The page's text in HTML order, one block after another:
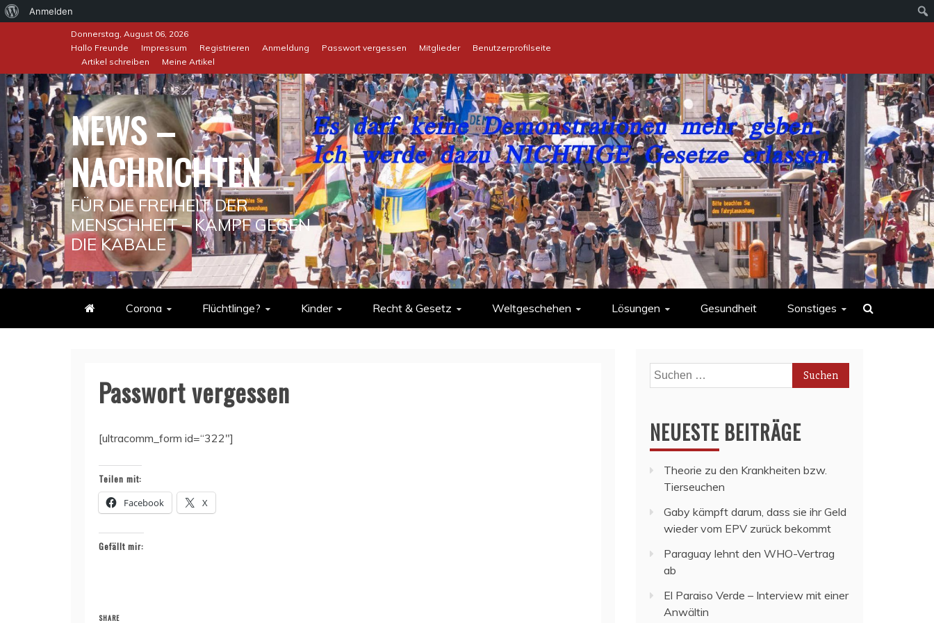
Über
Anmelden
Donnerstag, August 06, 2026
Hallo Freunde
Impressum Registrieren Anmeldung Passwort vergessen Mitglieder
Benutzerprofilseite
Artikel schreiben
Meine Artikel
NEWS –
NACHRICHTEN
FÜR DIE FREIHEIT DER
MENSCHHEIT – KAMPF GEGEN
DIE KABALE
Corona Flüchtlinge? Kinder Recht & Gesetz Weltgeschehen Lösungen Gesundheit Sonstiges
Passwort vergessen
[ultracomm_form id=“322″]
Teilen mit:
Facebook X
Gefällt mir:
SHARE
Suchen
nach:
NEUESTE BEITRÄGE
Theorie zu den Krankheiten bzw.
Tierseuchen
Gaby kämpft darum, dass sie ihr Geld
wieder vom EPV zurück bekommt
Paraguay lehnt den WHO-Vertrag
ab
El Paraiso Verde – Interview mit einer
Anwältin